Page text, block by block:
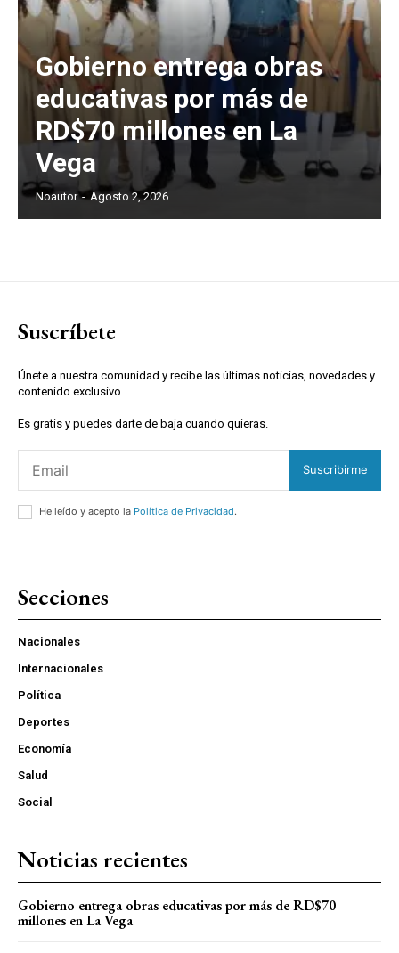
Gobierno entrega obras
educativas por más de
RD$70 millones en La
Vega
Noautor - Agosto 2, 2026
Suscríbete
Únete a nuestra comunidad y recibe las últimas noticias, novedades y
contenido exclusivo.
Es gratis y puedes darte de baja cuando quieras.
Suscribirme
He leído y acepto la Política de Privacidad.
Secciones
Nacionales
Internacionales
Política
Deportes
Economía
Salud
Social
Noticias recientes
Gobierno entrega obras educativas por más de RD$70
millones en La Vega